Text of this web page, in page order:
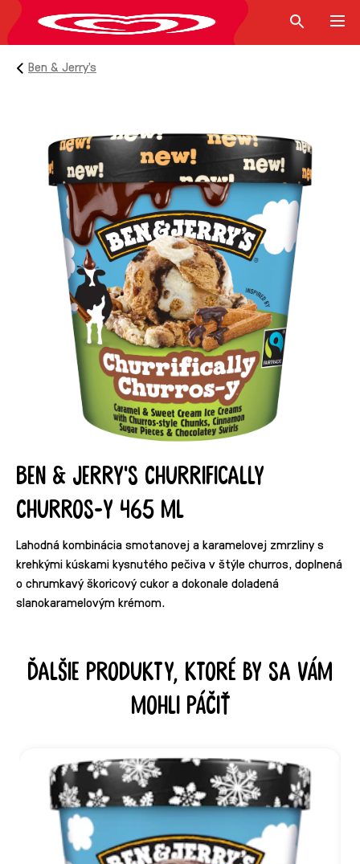
Ben & Jerry’s
Ben & Jerry's Churrifically
Churros-y 465 ml
Lahodná kombinácia smotanovej a karamelovej zmrzliny s
krehkými kúskami kysnutého pečiva v štýle churros, doplnená
o chrumkavý škoricový cukor a dokonale doladená
slanokaramelovým krémom.
Ďalšie produkty, ktoré by sa vám
mohli páčiť